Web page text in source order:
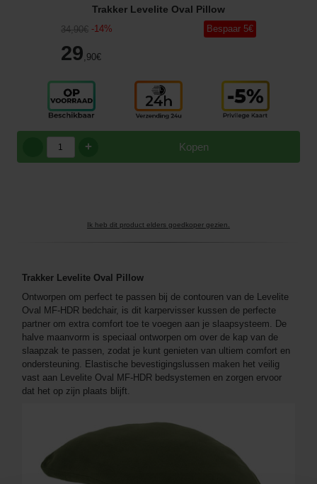
Trakker Levelite Oval Pillow
34,90€ -14%
29 ,90€
Bespaar 5€
Kopen
+
Ik heb dit product elders goedkoper gezien.
Trakker Levelite Oval Pillow
Ontworpen om perfect te passen bij de contouren van de Levelite
Oval MF-HDR bedchair, is dit karpervisser kussen de perfecte
partner om extra comfort toe te voegen aan je slaapsysteem. De
halve maanvorm is speciaal ontworpen om over de kap van de
slaapzak te passen, zodat je kunt genieten van ultiem comfort en
ondersteuning. Elastische bevestigingslussen maken het veilig
vast aan Levelite Oval MF-HDR bedsystemen en zorgen ervoor
dat het op zijn plaats blijft.